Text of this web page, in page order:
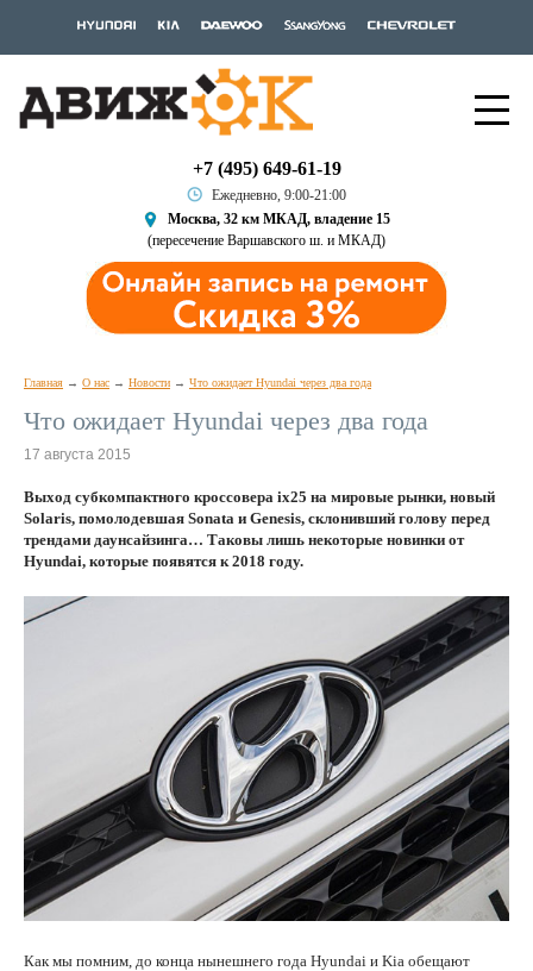
+7 (495) 649-61-19
Ежедневно, 9:00-21:00
Москва, 32 км МКАД, владение 15
(пересечение Варшавского ш. и МКАД)
Главная О нас Новости Что ожидает Hyundai через два года
Что ожидает Hyundai через два года
17 августа 2015
Выход субкомпактного кроссовера ix25 на мировые рынки, новый
Solaris, помолодевшая Sonata и Genesis, склонивший голову перед
трендами даунсайзинга… Таковы лишь некоторые новинки от
Hyundai, которые появятся к 2018 году.
Как мы помним, до конца нынешнего года Hyundai и Kia обещают